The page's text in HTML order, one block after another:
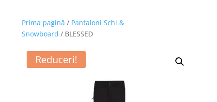
Prima pagină / Pantaloni Schi &
Snowboard / BLESSED
Reduceri!